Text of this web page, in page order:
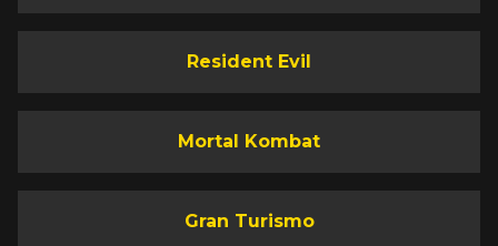
Resident Evil
Mortal Kombat
Gran Turismo